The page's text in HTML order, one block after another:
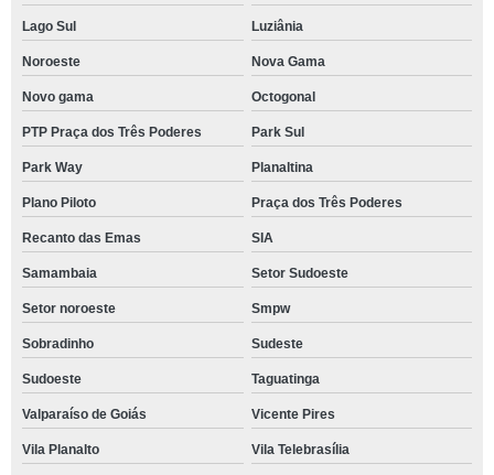
Lago Sul Luziânia
Noroeste Nova Gama
Novo gama Octogonal
PTP Praça dos Três Poderes Park Sul
Park Way Planaltina
Plano Piloto Praça dos Três Poderes
Recanto das Emas SIA
Samambaia Setor Sudoeste
Setor noroeste Smpw
Sobradinho Sudeste
Sudoeste Taguatinga
Valparaíso de Goiás Vicente Pires
Vila Planalto Vila Telebrasília